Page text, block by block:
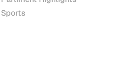
Sports